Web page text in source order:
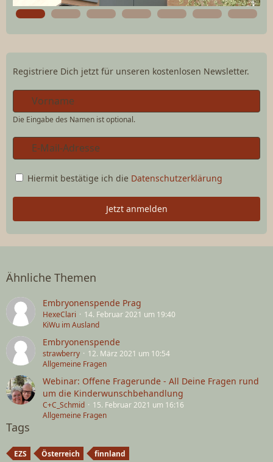
Registriere Dich jetzt für unseren kostenlosen Newsletter.
Die Eingabe des Namen ist optional.
Hiermit bestätige ich die Datenschutzerklärung
Jetzt anmelden
Ähnliche Themen
Embryonenspende Prag
HexeClari
14. Februar 2021 um 19:40
KiWu im Ausland
Embryonenspende
strawberry
12. März 2021 um 10:54
Allgemeine Fragen
Webinar: Offene Fragerunde - All Deine Fragen rund
um die Kinderwunschbehandlung
C+C_Schmid
15. Februar 2021 um 16:16
Allgemeine Fragen
Tags
EZS Österreich finnland